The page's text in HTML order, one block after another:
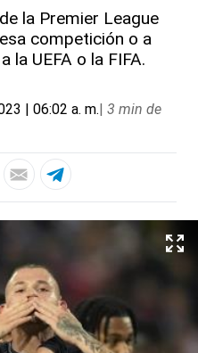
la Premier League
competición o a
la UEFA o la FIFA.
| 06:02 a. m.| 3 min de